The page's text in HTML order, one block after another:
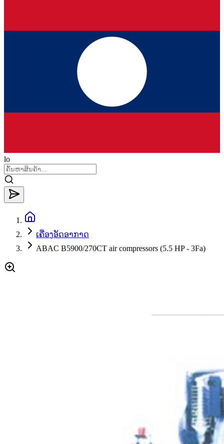
lo
ເຄື່ອງອັດອາກາດ
ABAC B5900/270CT air compressors (5.5 HP - 3Fa)